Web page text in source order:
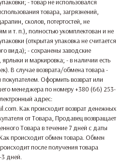
- товар не использовался
товара, загрязнений,
сколов, потертостей, не
и т. п.), полностью укомплектован и не
(открытая упаковка не считается
вида); - сохранены заводские
и маркировка; - в наличии есть
В случае возврата/обмена товара -
покупателем. Оформить возврат или
менеджера по номеру +380 (66) 253-
адрес:
Как происходит возврат денежных
от Товара, Продавец возвращает
Товара в течение 7 дней с даты
происходит обмен товара. Обмен
после получения товара
3 дней.